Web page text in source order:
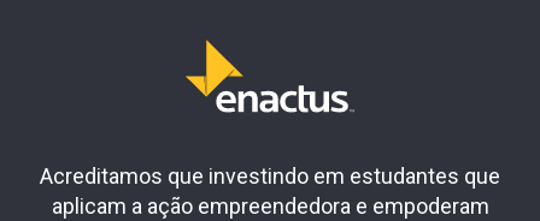
Acreditamos que investindo em estudantes que
aplicam a ação empreendedora e empoderam